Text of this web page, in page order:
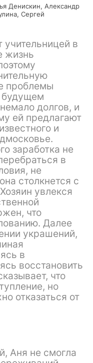
Денискин, Александр
Сергей
учительницей в
жизнь
проблемы
будущем
долгов, и
ей предлагают
и
заработка не
в
не
столкнется с
увлекся
что
Далее
украшений,
в
восстановить
что
но
отказаться от
Аня не смогла